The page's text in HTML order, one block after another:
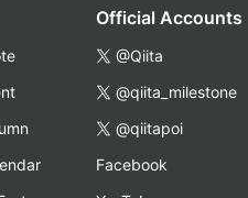
Official Accounts
@Qiita
@qiita_milestone
@qiitapoi
Facebook